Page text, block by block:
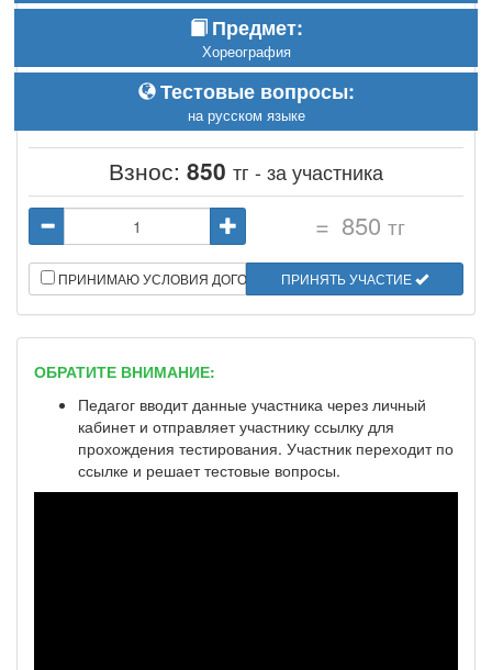
Предмет:
Хореография
Тестовые вопросы:
на русском языке
Взнос: 850 тг - за участника
= 850 тг
ПРИНИМАЮ УСЛОВИЯ ДОГОВОРА ПРИНЯТЬ УЧАСТИЕ
ОБРАТИТЕ ВНИМАНИЕ:
Педагог вводит данные участника через личный
кабинет и отправляет участнику ссылку для
прохождения тестирования. Участник переходит по
ссылке и решает тестовые вопросы.